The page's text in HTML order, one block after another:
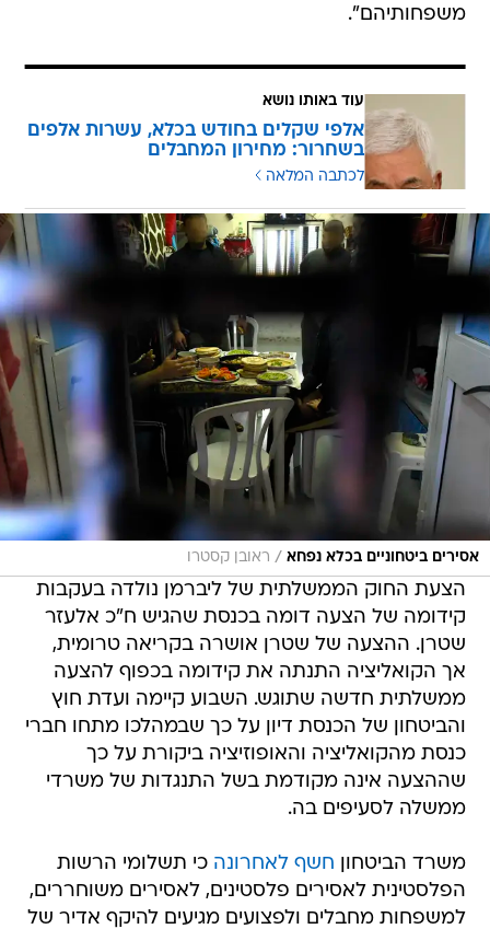
משפחותיהם".
עוד באותו נושא
אלפי שקלים בחודש בכלא, עשרות אלפים
בשחרור: מחירון המחבלים
לכתבה המלאה
אסירים ביטחוניים בכלא נפחא / ראובן קסטרו
הצעת החוק הממשלתית של ליברמן נולדה בעקבות
קידומה של הצעה דומה בכנסת שהגיש ח"כ אלעזר
שטרן. ההצעה של שטרן אושרה בקריאה טרומית,
אך הקואליציה התנתה את קידומה בכפוף להצעה
ממשלתית חדשה שתוגש. השבוע קיימה ועדת חוץ
והביטחון של הכנסת דיון על כך שבמהלכו מתחו חברי
כנסת מהקואליציה והאופוזיציה ביקורת על כך
שההצעה אינה מקודמת בשל התנגדות של משרדי
ממשלה לסעיפים בה.
משרד הביטחון חשף לאחרונה כי תשלומי הרשות
הפלסטינית לאסירים פלסטינים, לאסירים משוחררים,
למשפחות מחבלים ולפצועים מגיעים להיקף אדיר של